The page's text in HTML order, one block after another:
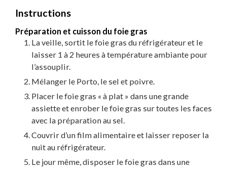
Instructions
Préparation et cuisson du foie gras
La veille, sortit le foie gras du réfrigérateur et le
laisser 1 à 2 heures à température ambiante pour
l’assouplir.
Mélanger le Porto, le sel et poivre.
Placer le foie gras « à plat » dans une grande
assiette et enrober le foie gras sur toutes les faces
avec la préparation au sel.
Couvrir d’un film alimentaire et laisser reposer la
nuit au réfrigérateur.
Le jour même, disposer le foie gras dans une